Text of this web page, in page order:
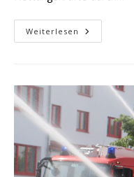
Weiterlesen Brand
Stallung